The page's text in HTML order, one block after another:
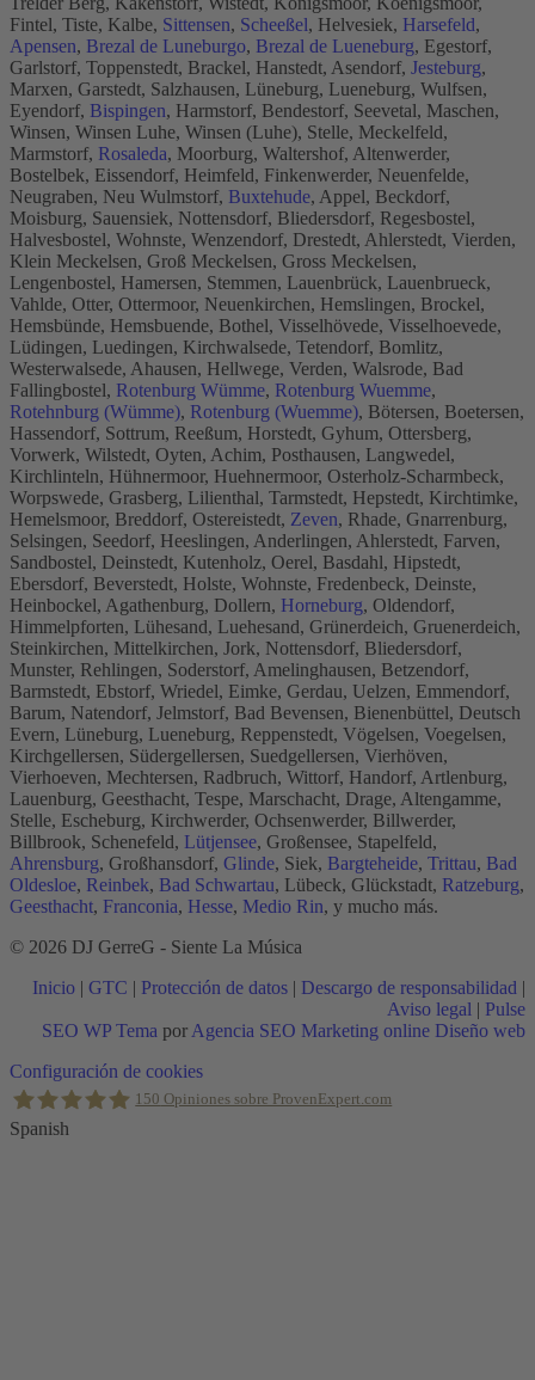
Fintel, Tiste, Kalbe, Sittensen, Scheeßel, Helvesiek, Harsefeld,
Apensen, Brezal de Luneburgo, Brezal de Lueneburg, Egestorf,
Garlstorf, Toppenstedt, Brackel, Hanstedt, Asendorf, Jesteburg,
Marxen, Garstedt, Salzhausen, Lüneburg, Lueneburg, Wulfsen,
Eyendorf, Bispingen, Harmstorf, Bendestorf, Seevetal, Maschen,
Winsen, Winsen Luhe, Winsen (Luhe), Stelle, Meckelfeld,
Marmstorf, Rosaleda, Moorburg, Waltershof, Altenwerder,
Bostelbek, Eissendorf, Heimfeld, Finkenwerder, Neuenfelde,
Neugraben, Neu Wulmstorf, Buxtehude, Appel, Beckdorf,
Moisburg, Sauensiek, Nottensdorf, Bliedersdorf, Regesbostel,
Halvesbostel, Wohnste, Wenzendorf, Drestedt, Ahlerstedt, Vierden,
Klein Meckelsen, Groß Meckelsen, Gross Meckelsen,
Lengenbostel, Hamersen, Stemmen, Lauenbrück, Lauenbrueck,
Vahlde, Otter, Ottermoor, Neuenkirchen, Hemslingen, Brockel,
Hemsbünde, Hemsbuende, Bothel, Visselhövede, Visselhoevede,
Lüdingen, Luedingen, Kirchwalsede, Tetendorf, Bomlitz,
Westerwalsede, Ahausen, Hellwege, Verden, Walsrode, Bad
Fallingbostel, Rotenburg Wümme, Rotenburg Wuemme,
Rotehnburg (Wümme), Rotenburg (Wuemme), Bötersen, Boetersen,
Hassendorf, Sottrum, Reeßum, Horstedt, Gyhum, Ottersberg,
Vorwerk, Wilstedt, Oyten, Achim, Posthausen, Langwedel,
Kirchlinteln, Hühnermoor, Huehnermoor, Osterholz-Scharmbeck,
Worpswede, Grasberg, Lilienthal, Tarmstedt, Hepstedt, Kirchtimke,
Hemelsmoor, Breddorf, Ostereistedt, Zeven, Rhade, Gnarrenburg,
Selsingen, Seedorf, Heeslingen, Anderlingen, Ahlerstedt, Farven,
Sandbostel, Deinstedt, Kutenholz, Oerel, Basdahl, Hipstedt,
Ebersdorf, Beverstedt, Holste, Wohnste, Fredenbeck, Deinste,
Heinbockel, Agathenburg, Dollern, Horneburg, Oldendorf,
Himmelpforten, Lühesand, Luehesand, Grünerdeich, Gruenerdeich,
Steinkirchen, Mittelkirchen, Jork, Nottensdorf, Bliedersdorf,
Munster, Rehlingen, Soderstorf, Amelinghausen, Betzendorf,
Barmstedt, Ebstorf, Wriedel, Eimke, Gerdau, Uelzen, Emmendorf,
Barum, Natendorf, Jelmstorf, Bad Bevensen, Bienenbüttel, Deutsch
Evern, Lüneburg, Lueneburg, Reppenstedt, Vögelsen, Voegelsen,
Kirchgellersen, Südergellersen, Suedgellersen, Vierhöven,
Vierhoeven, Mechtersen, Radbruch, Wittorf, Handorf, Artlenburg,
Lauenburg, Geesthacht, Tespe, Marschacht, Drage, Altengamme,
Stelle, Escheburg, Kirchwerder, Ochsenwerder, Billwerder,
Billbrook, Schenefeld, Lütjensee, Großensee, Stapelfeld,
Ahrensburg, Großhansdorf, Glinde, Siek, Bargteheide, Trittau, Bad
Oldesloe, Reinbek, Bad Schwartau, Lübeck, Glückstadt, Ratzeburg,
Geesthacht, Franconia, Hesse, Medio Rin, y mucho más.
© 2026 DJ GerreG - Siente La Música
Inicio | GTC | Protección de datos | Descargo de responsabilidad |
Aviso legal | Pulse
SEO WP Tema por Agencia SEO Marketing online Diseño web
Scroll
al
inicio
Configuración de cookies
150 Opiniones sobre ProvenExpert.com
Spanish